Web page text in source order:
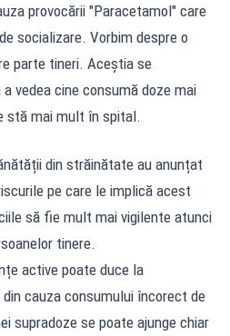
provocării "Paracetamol" care
socializare. Vorbim despre o
parte tineri. Aceștia se
vedea cine consumă doze mai
stă mai mult în spital.
din străinătate au anunțat
pe care le implică acest
să fie mult mai vigilente atunci
tinere.
active poate duce la
cauza consumului încorect de
supradoze se poate ajunge chiar